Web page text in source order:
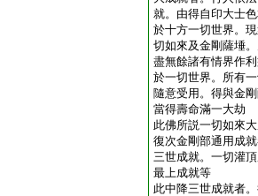
就。由得自印大士
於十方一切世界。
切如來及金剛薩埵
盡無餘諸有情界作
於一切世界。所有
隨意受用。得與金
當得壽命滿一大劫
此佛所説一切如來
復次金剛部通用成
三世成就。一切灌
最上成就等
此中降三世成就者